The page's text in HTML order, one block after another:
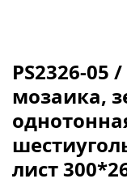
PS2326-05
мозаика,
лист